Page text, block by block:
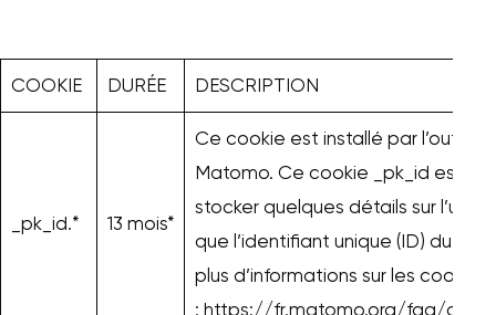
COOKIE DURÉE DESCRIPTION
_pk_id.* 13 mois*
Ce cookie est installé par l’outil
Matomo. Ce cookie _pk_id est
stocker quelques détails sur
que l’identifiant unique (ID) du
plus d’informations sur les
: https://fr.matomo.org/faq/